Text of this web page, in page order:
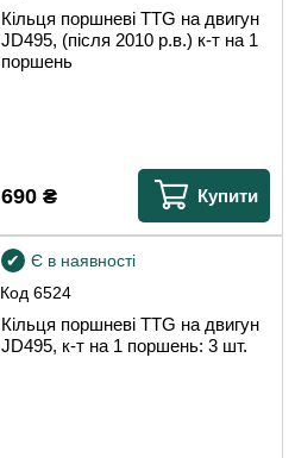
Кільця поршневі TTG на двигун
JD495, (після 2010 р.в.) к-т на 1
поршень
690₴ Купити
Код6524
Є в наявності
Кільця поршневі TTG на двигун
JD495, к-т на 1 поршень: 3 шт.